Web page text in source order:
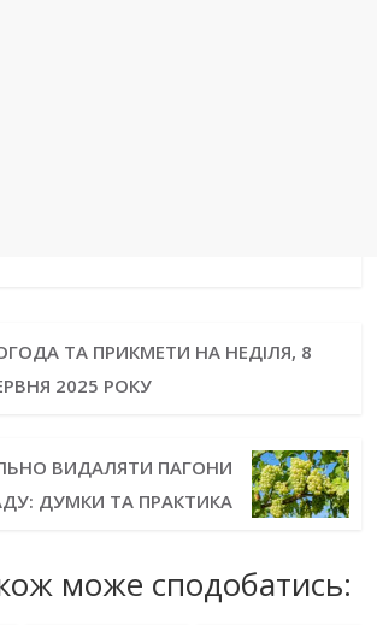
ТА ПРИКМЕТИ НА НЕДІЛЯ, 8
2025 РОКУ
ВИДАЛЯТИ ПАГОНИ
ДУМКИ ТА ПРАКТИКА
може сподобатись: